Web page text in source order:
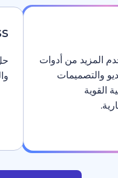
Business
حل متقدم
والشركات.